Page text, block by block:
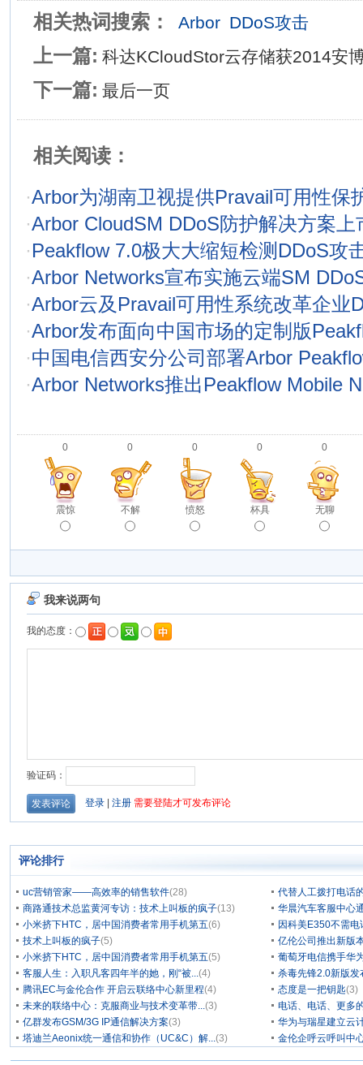
相关热词搜索： Arbor DDoS攻击
上一篇: 科达KCloudStor云存储获2014安
下一篇: 最后一页
相关阅读：
·Arbor为湖南卫视提供Pravail可用性保
·Arbor CloudSM DDoS防护解决方案上
·Peakflow 7.0极大大缩短检测DDoS攻
·Arbor Networks宣布实施云端SM
·Arbor云及Pravail可用性系统改革企业
·Arbor发布面向中国市场的定制版
·中国电信西安分公司部署Arbor
·Arbor Networks推出Peakflow Mobile
0
震惊
0
不解
0
愤怒
0
杯具
0
无聊
评论排行
uc营销管家——高效率的销售软件(28)
代替人工拨打电话
商路通技术总监黄河专访：技术上叫板的疯子(13)
华晨汽车客服中心
小米挤下HTC，居中国消费者常用手机第五(6)
因科美E350不需
技术上叫板的疯子(5)
亿伦公司推出新版
小米挤下HTC，居中国消费者常用手机第五(5)
葡萄牙电信携手华
客服人生：入职凡客四年半的她，刚“被...(4)
杀毒先锋2.0新版发
腾讯EC与金伦合作 开启云联络中心新里程(4) 态度是一把钥匙(3)
未来的联络中心：克服商业与技术变革带...(3)
电话、电话、更多
亿群发布GSM/3G IP通信解决方案(3)
华为与瑞星建立云
塔迪兰Aeonix统一通信和协作（UC&C）解...(3) 金伦企呼云呼叫中